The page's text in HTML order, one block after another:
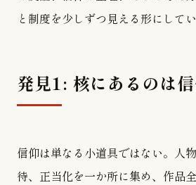
と制度を少しずつ見える形にして
発見1: 核にあるのは
信仰は単なる小道具ではない。人
待、正当化を一か所に集め、作品